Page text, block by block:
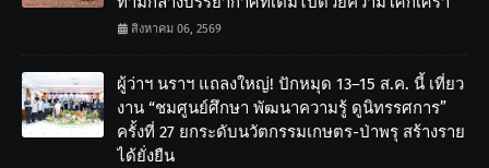
สิงหาคม 06, 2569
ผู้ว่าฯ นราฯ แถลงใหญ่! ปักหมุด 13–15 ส.ค. นี้ เที่ยว
งาน “ชมศูนย์ศึกษา พัฒนาความรู้ ดูนิทรรศการ”
ครั้งที่ 27 ยกระดับนวัตกรรมเกษตร-ป่าพรุ สร้างราย
ได้ยั่งยืน